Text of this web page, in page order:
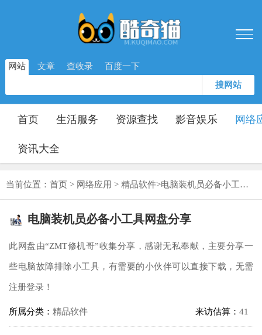
网站 文章 查收录 百度一下
搜网站
首页 生活服务 资源查找 影音娱乐 网络
资讯大全
当前位置： 首页 > 网络应用 > 精品软件>电脑装机员必备小工具网盘分享
电脑装机员必备小工具网盘分享
此网盘由“ZMT修机哥”收集分享，感谢无私奉献，主要分享一
些电脑故障排除小工具，有需要的小伙伴可以直接下载，无需
注册登录！
所属分类： 精品软件 来访估算： 41